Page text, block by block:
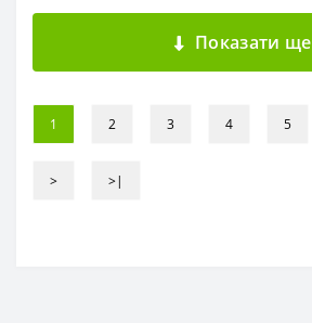
Показати ще
1 2 3 4 5
> >|